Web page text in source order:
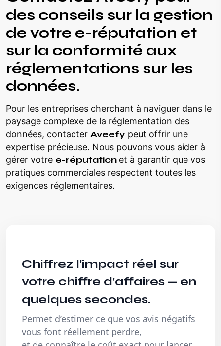
des conseils sur la gestion
de votre e-réputation et
sur la conformité aux
réglementations sur les
données.
Pour les entreprises cherchant à naviguer dans le
paysage complexe de la réglementation des
données, contacter Aveefy peut offrir une
expertise précieuse. Nous pouvons vous aider à
gérer votre e-réputation et à garantir que vos
pratiques commerciales respectent toutes les
exigences réglementaires.
Chiffrez l’impact réel sur
votre chiffre d’affaires — en
quelques secondes.
Permet d’estimer ce que vos avis négatifs
vous font réellement perdre,